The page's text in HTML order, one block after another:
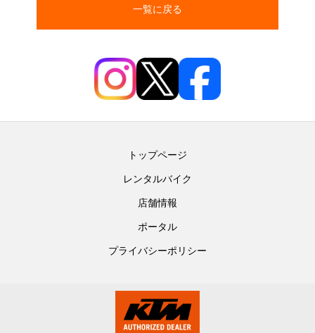
一覧に戻る
トップページ
レンタルバイク
店舗情報
ポータル
プライバシーポリシー